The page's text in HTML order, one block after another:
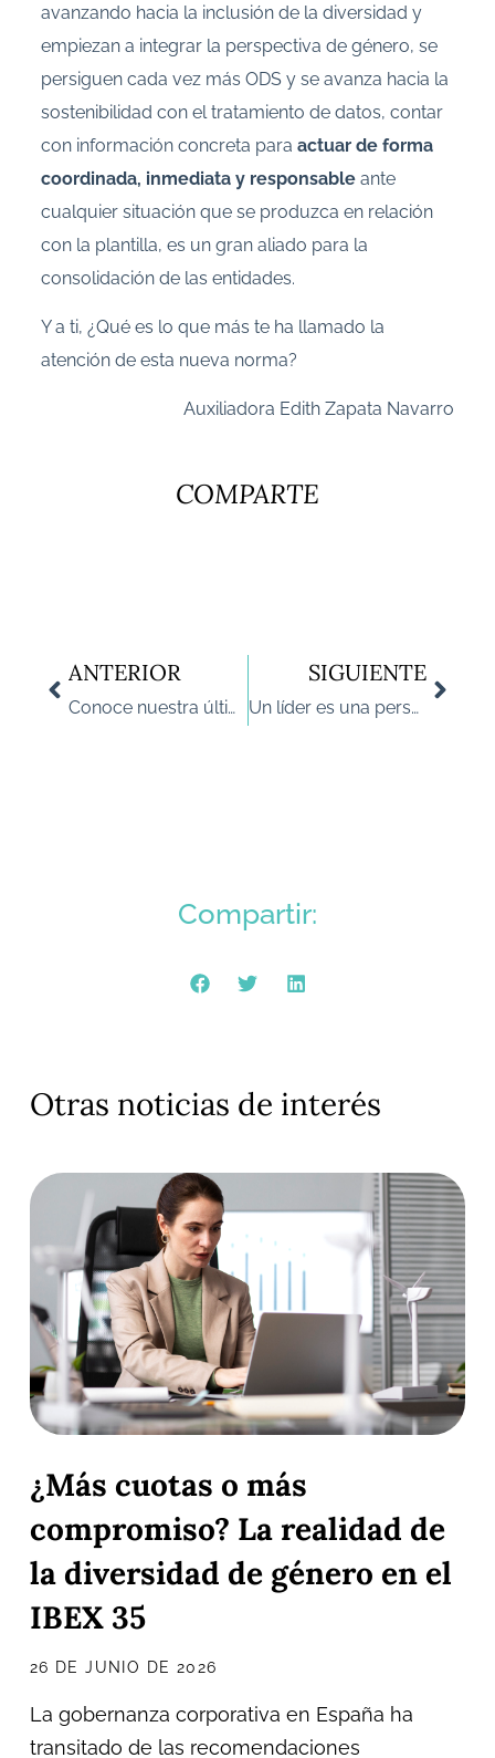
avanzando hacia la inclusión de la diversidad y
empiezan a integrar la perspectiva de género, se
persiguen cada vez más ODS y se avanza hacia la
sostenibilidad con el tratamiento de datos, contar
con información concreta para actuar de forma
coordinada, inmediata y responsableante
cualquier situación que se produzca en relación
con la plantilla, es un gran aliado para la
consolidación de las entidades.
Y a ti, ¿Qué es lo que más te ha llamado la
atención de esta nueva norma?
Auxiliadora Edith Zapata Navarro
COMPARTE
ANTERIOR
Conoce nuestra última investigación
SIGUIENTE
Un líder es una persona retadora que inspira, es cercana y da ejemplo
Compartir:
Otras noticias de interés
¿Más cuotas o más
compromiso? La realidad de
la diversidad de género en el
IBEX 35
26 DE JUNIO DE 2026
La gobernanza corporativa en España ha
transitado de las recomendaciones